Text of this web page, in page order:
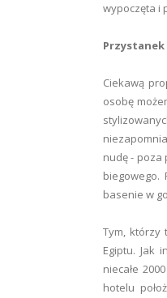
wypoczęta i
Ciekawą
osobę
nudę - poza
biegowego.
basenie w
Tym, którzy
Egiptu. Jak
niecałe
hotelu